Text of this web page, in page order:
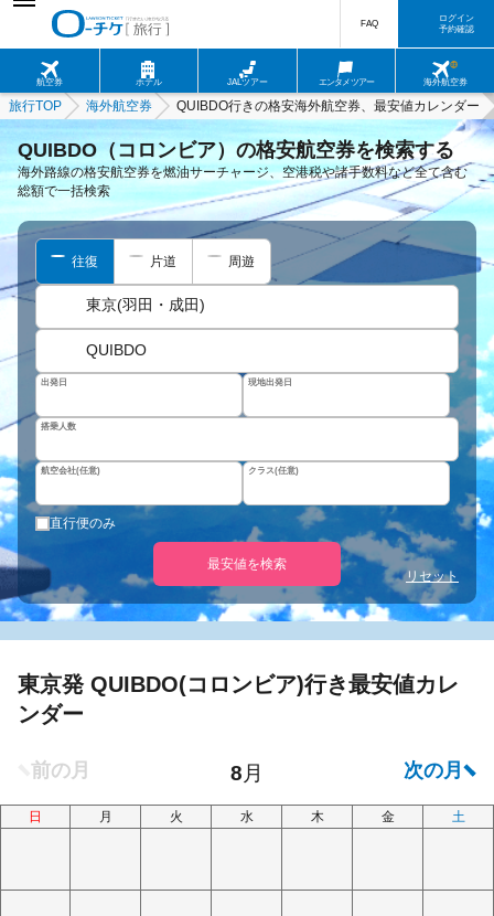
航空券 ホテル JALツアー エンタメツアー 海外航空券
FAQ
ログイン
予約確認
旅行TOP 海外航空券 QUIBDO行きの格安海外航空券、最安値カレンダー
QUIBDO（コロンビア）の格安航空券を検索する
海外路線の格安航空券を燃油サーチャージ、空港税や諸手数料など全て含む
総額で一括検索
往復 片道 周遊
東京(羽田・成田)
QUIBDO
出発日 現地出発日
搭乗人数
航空会社(任意) クラス(任意)
直行便のみ
最安値を検索
リセット
東京発 QUIBDO(コロンビア)行き最安値カレ
ンダー
日 月 火 水 木 金 土